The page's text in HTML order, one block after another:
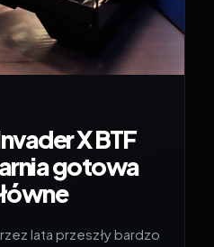
X BTF
gotowa
lata przeszły bardzo